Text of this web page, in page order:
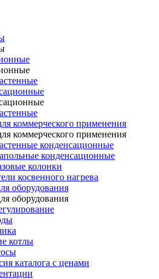
коммерческого применения
коммерческого применения
конденсационные
конденсационные
колонки
косвенного нагрева
оборудования
оборудования
котлы
каталога с ценами